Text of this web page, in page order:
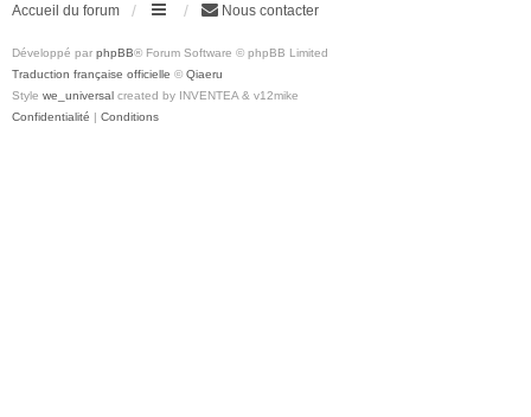
Accueil du forum Nous contacter
Développé par phpBB® Forum Software © phpBB Limited
Traduction française officielle © Qiaeru
Style we_universal created by INVENTEA & v12mike
Confidentialité | Conditions